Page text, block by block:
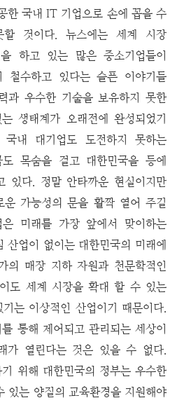
한 국내 IT 기업으로 손에 꼽을 수
할 것이다. 뉴스에는 세계 시장
하고 있는 많은 중소기업들이
철수하고 있다는 슬픈 이야기들
과 우수한 기술을 보유하지 못한
생태계가 오래전에 완성되었기
내 대기업도 도전하지 못하는
목숨을 걸고 대한민국을 등에
있다. 정말 안타까운 현실이지만
운 가능성의 문을 활짝 열어 주길
은 미래를 가장 앞에서 맞이하는
산업이 없이는 대한민국의 미래에
의 매장 지하 자원과 천문학적인
도 세계 시장을 확대 할 수 있는
는 이상적인 산업이기 때문이다.
통해 제어되고 관리되는 세상이
가 열린다는 것은 있을 수 없다.
위해 대한민국의 정부는 우수한
있는 양질의 교육환경을 지원해야